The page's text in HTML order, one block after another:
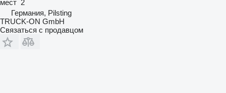
мест 2
Германия, Pilsting
TRUCK-ON GmbH
Связаться с продавцом